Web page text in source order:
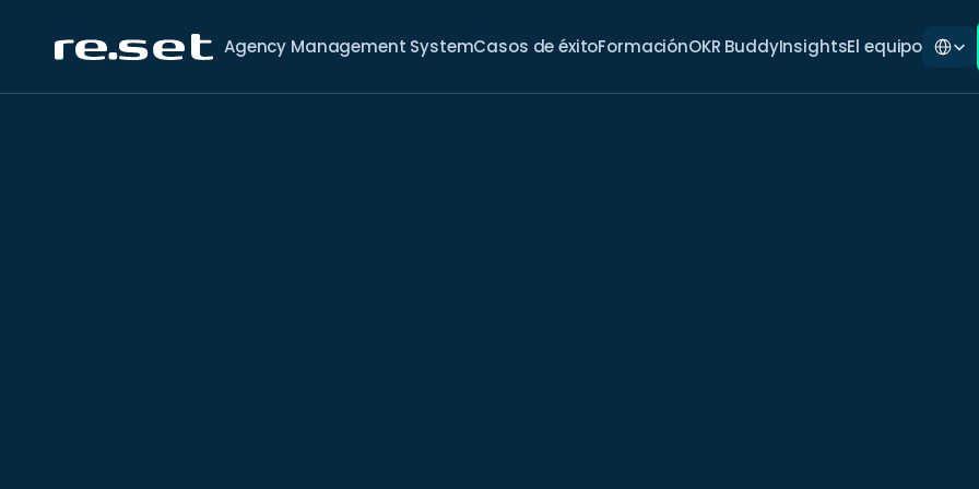
Agency Management SystemCasos de éxitoFormaciónOKR BuddyInsightsEl equipo
Select